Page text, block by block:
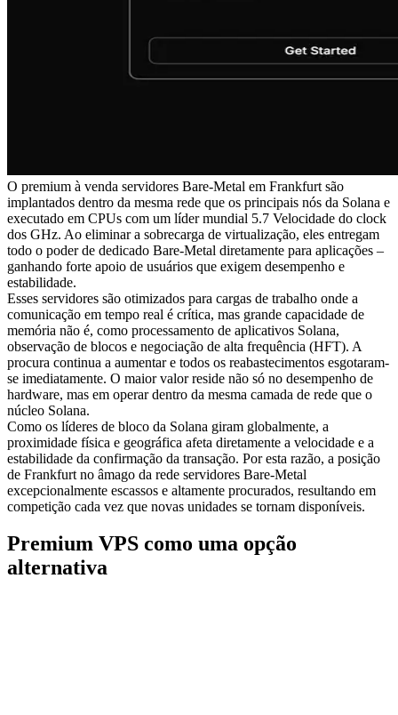
O premium à venda servidores Bare-Metal em Frankfurt são
implantados dentro da mesma rede que os principais nós da Solana e
executado em CPUs com um líder mundial 5.7 Velocidade do clock
dos GHz. Ao eliminar a sobrecarga de virtualização, eles entregam
todo o poder de dedicado Bare-Metal diretamente para aplicações –
ganhando forte apoio de usuários que exigem desempenho e
estabilidade.
Esses servidores são otimizados para cargas de trabalho onde a
comunicação em tempo real é crítica, mas grande capacidade de
memória não é, como processamento de aplicativos Solana,
observação de blocos e negociação de alta frequência (HFT). A
procura continua a aumentar e todos os reabastecimentos esgotaram-
se imediatamente. O maior valor reside não só no desempenho de
hardware, mas em operar dentro da mesma camada de rede que o
núcleo Solana.
Como os líderes de bloco da Solana giram globalmente, a
proximidade física e geográfica afeta diretamente a velocidade e a
estabilidade da confirmação da transação. Por esta razão, a posição
de Frankfurt no âmago da rede servidores Bare-Metal
excepcionalmente escassos e altamente procurados, resultando em
competição cada vez que novas unidades se tornam disponíveis.
Premium VPS como uma opção
alternativa